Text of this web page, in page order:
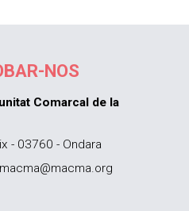
NOS
Comarcal de la
- 03760 - Ondara